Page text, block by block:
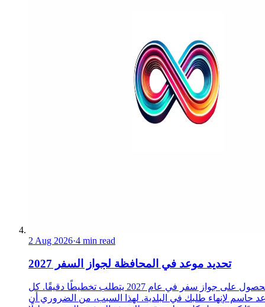
2 Aug 2026·4 min read
تحديد موعد في المحافظة لجواز السفر 2027
الحصول على جواز سفر في عام 2027 يتطلب تخطيطًا دقيقًا. كل
حاسم لإنهاء طلبك في البلدية. لهذا السبب، من الضروري أن